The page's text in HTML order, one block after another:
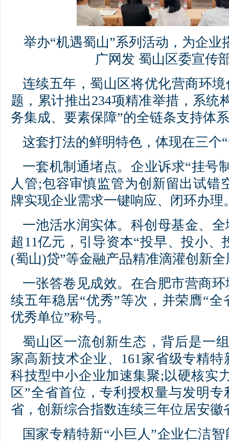
举办“机遇蜀山”系列活动，为企业
广网发 蜀山区委宣传
连续五年，蜀山区将优化营商环
题，累计推出234项精准举措，系统
务集成、要素保障”的全链条支持体
这套打法的鲜明特色，体现在三个
一套机制通堵点。企业诉求“挂号
人管;包容审慎监管为创新留出试错
牌实现企业需求一键响应、闭环办理
一池活水润实体。科创母基金、
超11亿元，引导资本“投早、投小、
(蜀山)贷”等金融产品精准滴灌创新
一张答卷见成效。在合肥市营商
续五年稳居“优秀”等次，并荣膺“
优秀单位”称号。
蜀山区一流创新生态，背后是一
家高新技术企业、161家省级专精特
科技型中小企业加速集聚;以硬核实
区”全省首位，专利授权量与发明
省，创新综合指数连续三年位居安徽
国家专精特新“小巨人”企业仁洁